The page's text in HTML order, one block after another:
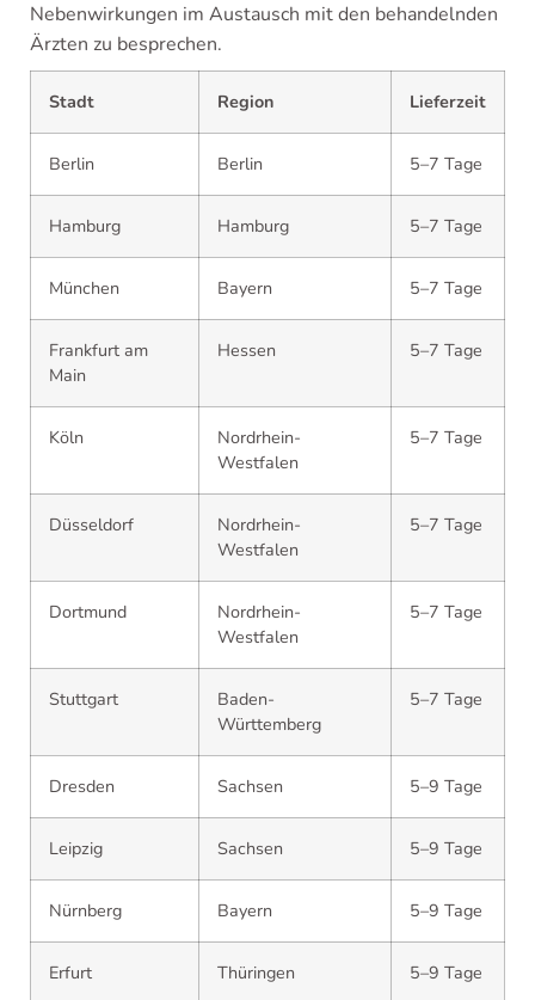
Nebenwirkungen im Austausch mit den behandelnden
Ärzten zu besprechen.
Stadt Region Lieferzeit
Berlin Berlin 5–7 Tage
Hamburg Hamburg 5–7 Tage
München Bayern 5–7 Tage
Frankfurt am
Main
Hessen 5–7 Tage
Köln
Nordrhein-
Westfalen
5–7 Tage
Düsseldorf
Nordrhein-
Westfalen
5–7 Tage
Dortmund
Nordrhein-
Westfalen
5–7 Tage
Stuttgart
Baden-
Württemberg
5–7 Tage
Dresden Sachsen 5–9 Tage
Leipzig Sachsen 5–9 Tage
Nürnberg Bayern 5–9 Tage
Erfurt Thüringen 5–9 Tage